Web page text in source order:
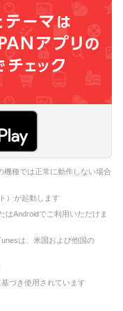
種では正常に動作しない場合
）が起動します
はAndroidでご利用いただけま
は、米国および他国の
づき使用されています